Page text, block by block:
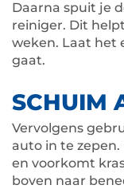
Daarna spuit je
reiniger. Dit
weken. Laat het
gaat.
SCHUIM
Vervolgens
auto in te
en voorkomt
boven naar